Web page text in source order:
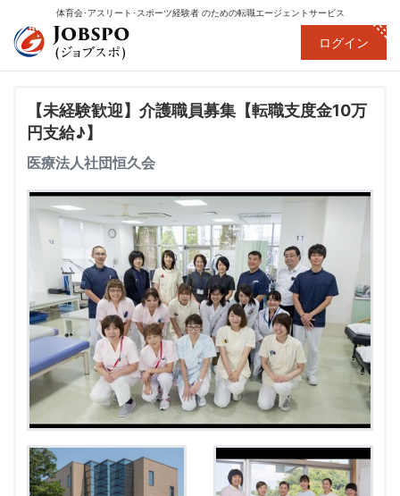
体育会･アスリート･スポーツ経験者のための転職エージェントサービス
ログイン
【未経験歓迎】介護職員募集【転職支度金10万
円支給♪】
医療法人社団恒久会